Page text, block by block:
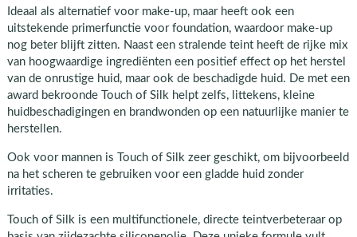
Ideaal als alternatief voor make-up, maar heeft ook een
uitstekende primerfunctie voor foundation, waardoor make-up
nog beter blijft zitten. Naast een stralende teint heeft de rijke mix
van hoogwaardige ingrediënten een positief effect op het herstel
van de onrustige huid, maar ook de beschadigde huid. De met een
award bekroonde Touch of Silk helpt zelfs, littekens, kleine
huidbeschadigingen en brandwonden op een natuurlijke manier te
herstellen.
Ook voor mannen is Touch of Silk zeer geschikt, om bijvoorbeeld
na het scheren te gebruiken voor een gladde huid zonder
irritaties.
Touch of Silk is een multifunctionele, directe teintverbeteraar op